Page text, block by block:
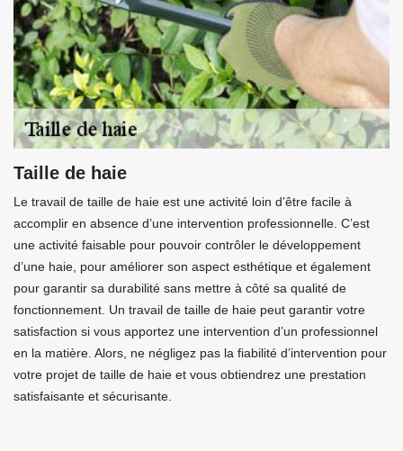
Taille de haie
Le travail de taille de haie est une activité loin d’être facile à
accomplir en absence d’une intervention professionnelle. C’est
une activité faisable pour pouvoir contrôler le développement
d’une haie, pour améliorer son aspect esthétique et également
pour garantir sa durabilité sans mettre à côté sa qualité de
fonctionnement. Un travail de taille de haie peut garantir votre
satisfaction si vous apportez une intervention d’un professionnel
en la matière. Alors, ne négligez pas la fiabilité d’intervention pour
votre projet de taille de haie et vous obtiendrez une prestation
satisfaisante et sécurisante.